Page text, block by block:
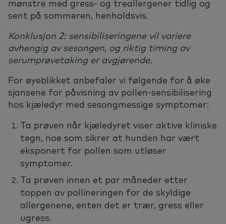
mønstre med gress- og treallergener tidlig og
sent på sommeren, henholdsvis.
Konklusjon 2: sensibiliseringene vil variere
avhengig av sesongen, og riktig timing av
serumprøvetaking er avgjørende.
For øyeblikket anbefaler vi følgende for å øke
sjansene for påvisning av pollen-sensibilisering
hos kjæledyr med sesongmessige symptomer:
Ta prøven når kjæledyret viser aktive kliniske
tegn, noe som sikrer at hunden har vært
eksponert for pollen som utløser
symptomer.
Ta prøven innen et par måneder etter
toppen av pollineringen for de skyldige
allergenene, enten det er trær, gress eller
ugress.